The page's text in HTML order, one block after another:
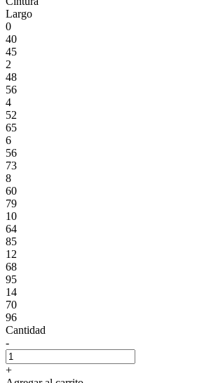
Largo
0
40
45
2
48
56
4
52
65
6
56
73
8
60
79
10
64
85
12
68
95
14
70
96
Cantidad
-
+